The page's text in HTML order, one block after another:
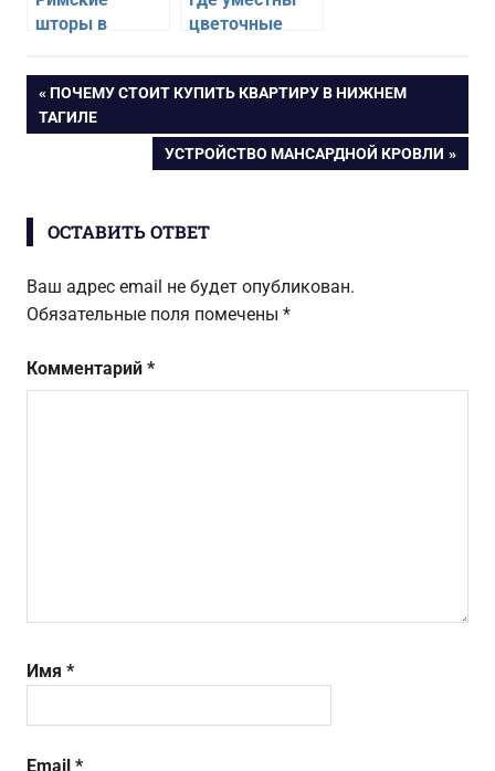
шторы в
какие выбрать
цветочные
интерьере
квартиры
Навигация
ПРЕДЫДУЩАЯ
ЗАПИСЬ:
ПОЧЕМУ СТОИТ КУПИТЬ КВАРТИРУ В НИЖНЕМ
ТАГИЛЕ
СЛЕДУЮЩАЯ
УСТРОЙСТВО МАНСАРДНОЙ КРОВЛИ
ОСТАВИТЬ ОТВЕТ
Ваш адрес email не будет опубликован.
Обязательные поля помечены *
Комментарий *
Имя *
Email *